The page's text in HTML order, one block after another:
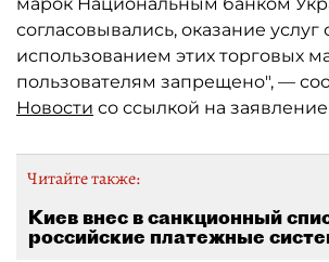
согласовывались, оказание услуг
использованием этих торговых
пользователям запрещено", —
Новости со ссылкой на
Читайте также:
Киев внес в санкционный
российские платежные